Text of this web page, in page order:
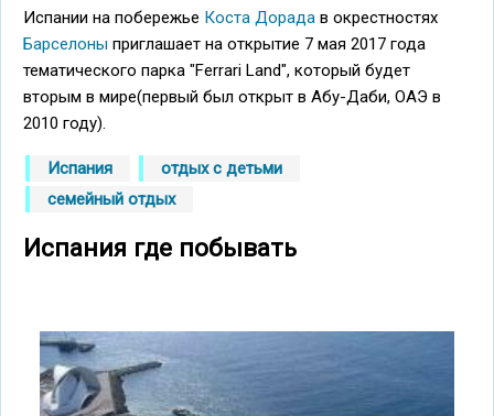
Испании на побережье Коста Дорада в окрестностях
Барселоны приглашает на открытие 7 мая 2017 года
тематического парка "Ferrari Land", который будет
вторым в мире(первый был открыт в Абу-Даби, ОАЭ в
2010 году).
Испания
отдых с детьми
семейный отдых
Испания где побывать